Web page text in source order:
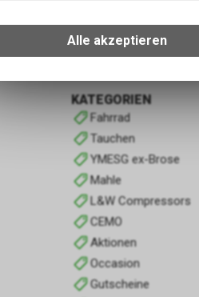
KATEGORIEN
Fahrrad
Tauchen
YMESG ex-Brose
Mahle
L&W Compressors
CEMO
Aktionen
Occasion
Gutscheine
Ihrem Gerät, um die
Verwendung des
zulassen.
Alle akzeptieren